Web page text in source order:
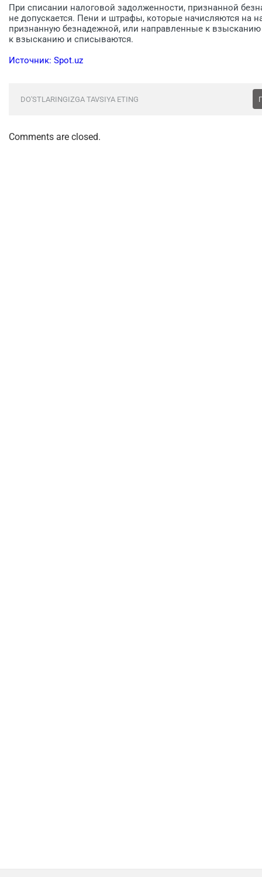
При списании налоговой задолженности, признанной
не допускается. Пени и штрафы, которые начисляются на
признанную безнадежной, или направленные к
к взысканию и списываются.
Источник: Spot.uz
DO'STLARINGIZGA TAVSIYA ETING
Comments are closed.